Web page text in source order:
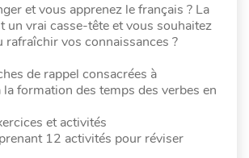
et vous apprenez le français ? La
un vrai casse-tête et vous souhaitez
rafraîchir vos connaissances ?
de rappel consacrées à
la formation des temps des verbes en
et activités
12 activités pour réviser